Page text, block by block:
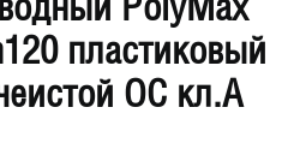
пластиковый
ОС кл.А